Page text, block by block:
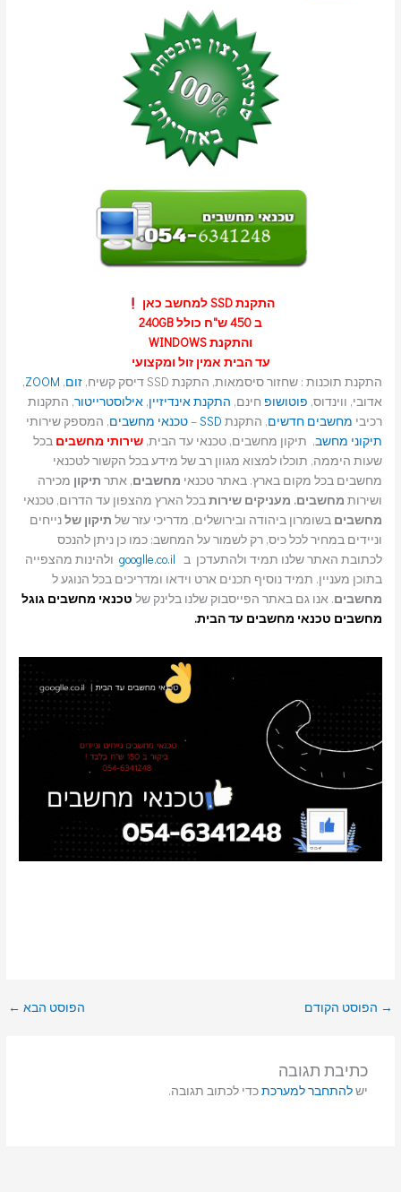
התקנת SSD למחשב כאן
ב 450 ש"ח כולל 240GB
והתקנת WINDOWS
עד הבית אמין זול ומקצועי
התקנת תוכנות : שחזור סיסמאות, התקנת SSD דיסק קשיח,
זום,
ZOOM
,
אדובי, ווינדוס, פוטושופ חינם, התקנת אינדיזיין,אילוסטרייטור, התקנות
רכיבי מחשבים חדשים, התקנת SSD
–טכנאי מחשבים, המספק שירותי
תיקוני מחשב, תיקון מחשבים, טכנאי עד הבית,שירותי מחשבים בכל
שעות היממה, תוכלו למצוא מגוון רב של מידע בכל הקשור לטכנאי
מחשבים בכל מקום בארץ. באתר טכנאי מחשבים, אתר תיקון מכירה
ושירות מחשבים. מעניקים שירותבכל הארץ מהצפון עד הדרום, טכנאי
מחשבים בשומרון ביהודה ובירושלים, מדריכי עזר של תיקון שלנייחים
וניידים במחיר לכל כיס, רק לשמור על המחשב: כמו כן ניתן להנכס
לכתובת האתר שלנו תמיד ולהתעדכן ב googlle.co.il ולהינות מהצפייה
בתוכן מעניין. תמיד נוסיף תכנים ארט וידאו ומדריכים בכל הנוגע ל
מחשבים. אנו גם באתר הפייסבוק שלנו בלינק של טכנאי מחשבים גוגל
מחשבים טכנאי מחשבים עד הבית.
→ הפוסט הקודם הפוסט הבא ←
כתיבת תגובה
ישלהתחבר למערכתכדי לכתוב תגובה.